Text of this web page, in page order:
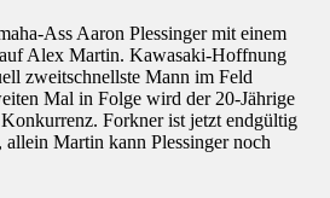
Ass Aaron Plessinger mit einem
Alex Martin. Kawasaki-Hoffnung
zweitschnellste Mann im Feld
Mal in Folge wird der 20-Jährige
Forkner ist jetzt endgültig
Martin kann Plessinger noch